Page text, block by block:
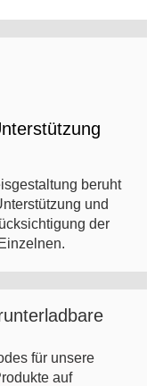
beruht
und
der
für unsere
auf